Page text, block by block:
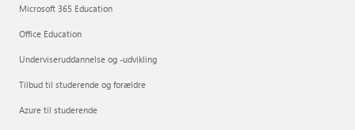
Microsoft 365 Education
Office Education
Underviseruddannelse og -udvikling
Tilbud til studerende og forældre
Azure til studerende